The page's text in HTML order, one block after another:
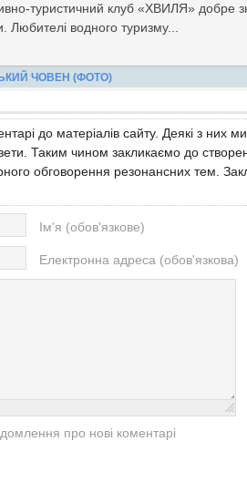
туристичний клуб «ХВИЛЯ» добре
водного туризму...
ЧОВЕН (ФОТО)
гарною сонячною погодою , сплав по
вересня організували ентузіасти...
до матеріалів сайту. Деякі з них
Таким чином закликаємо до
обговорення резонансних тем.
Ім'я (обов'язкове)
Електронна адреса (обов'язкова)
про нові коментарі